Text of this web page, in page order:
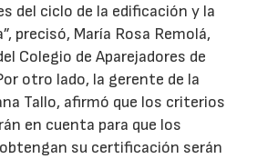
del ciclo de la edificación y la
precisó, María Rosa Remolá,
Colegio de Aparejadores de
otro lado, la gerente de la
Tallo, afirmó que los criterios
en cuenta para que los
su certificación serán